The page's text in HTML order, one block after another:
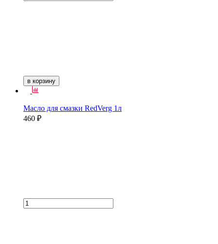
в корзину
Масло для смазки RedVerg 1л
460 ₽